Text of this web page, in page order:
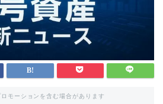
モーションを含む場合があります